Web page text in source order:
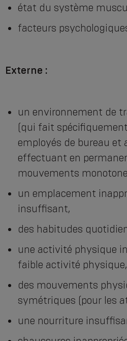
état du système
facteurs
Externe :
un environnement de
(qui fait
employés de bureau et
effectuant en
mouvements
un emplacement
insuffisant,
des habitudes
une activité physique
faible activité physique,
des mouvements
symétriques (pour les
une nourriture